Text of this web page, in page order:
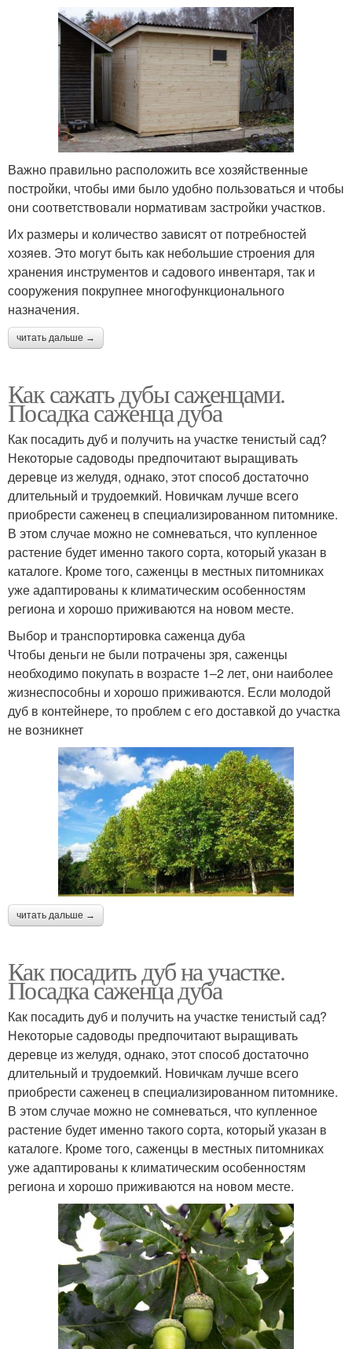
Важно правильно расположить все хозяйственные
постройки, чтобы ими было удобно пользоваться и чтобы
они соответствовали нормативам застройки участков.
Их размеры и количество зависят от потребностей
хозяев. Это могут быть как небольшие строения для
хранения инструментов и садового инвентаря, так и
сооружения покрупнее многофункционального
назначения.
читать дальше →
Как сажать дубы саженцами.
Посадка саженца дуба
Как посадить дуб и получить на участке тенистый сад?
Некоторые садоводы предпочитают выращивать
деревце из желудя, однако, этот способ достаточно
длительный и трудоемкий. Новичкам лучше всего
приобрести саженец в специализированном питомнике.
В этом случае можно не сомневаться, что купленное
растение будет именно такого сорта, который указан в
каталоге. Кроме того, саженцы в местных питомниках
уже адаптированы к климатическим особенностям
региона и хорошо приживаются на новом месте.
Выбор и транспортировка саженца дуба
Чтобы деньги не были потрачены зря, саженцы
необходимо покупать в возрасте 1–2 лет, они наиболее
жизнеспособны и хорошо приживаются. Если молодой
дуб в контейнере, то проблем с его доставкой до участка
не возникнет
читать дальше →
Как посадить дуб на участке.
Посадка саженца дуба
Как посадить дуб и получить на участке тенистый сад?
Некоторые садоводы предпочитают выращивать
деревце из желудя, однако, этот способ достаточно
длительный и трудоемкий. Новичкам лучше всего
приобрести саженец в специализированном питомнике.
В этом случае можно не сомневаться, что купленное
растение будет именно такого сорта, который указан в
каталоге. Кроме того, саженцы в местных питомниках
уже адаптированы к климатическим особенностям
региона и хорошо приживаются на новом месте.